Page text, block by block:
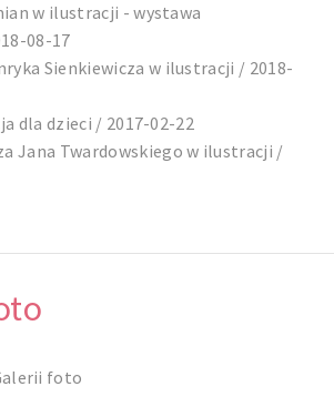
w ilustracji - wystawa
08-17
Sienkiewicza w ilustracji / 2018-
dla dzieci / 2017-02-22
Jana Twardowskiego w ilustracji /
foto